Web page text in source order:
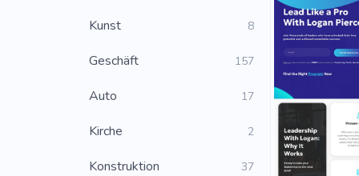
Kunst 8
Geschäft 157
Auto 17
Kirche 2
Konstruktion 37